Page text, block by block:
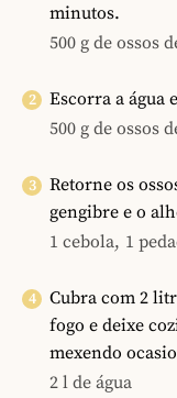
minutos.
500 g de ossos
Escorra a água
500 g de ossos
Retorne os
gengibre e o
1 cebola, 1
Cubra com 2
fogo e deixe
mexendo
2 l de água